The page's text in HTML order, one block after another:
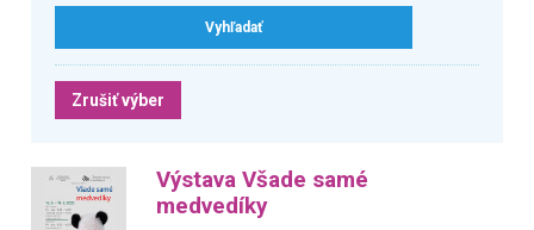
Zrušiť výber
Výstava Všade samé
medvedíky